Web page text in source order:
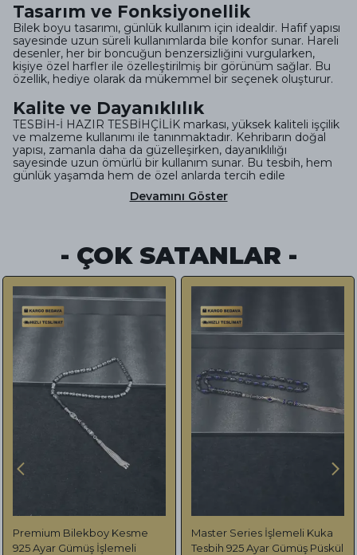
Tasarım ve Fonksiyonellik
Bilek boyu tasarımı, günlük kullanım için idealdir. Hafif yapısı
sayesinde uzun süreli kullanımlarda bile konfor sunar. Hareli
desenler, her bir boncuğun benzersizliğini vurgularken,
kişiye özel harfler ile özelleştirilmiş bir görünüm sağlar. Bu
özellik, hediye olarak da mükemmel bir seçenek oluşturur.
Kalite ve Dayanıklılık
TESBİH-İ HAZIR TESBİHÇİLİK markası, yüksek kaliteli işçilik
ve malzeme kullanımı ile tanınmaktadır. Kehribarın doğal
yapısı, zamanla daha da güzelleşirken, dayanıklılığı
sayesinde uzun ömürlü bir kullanım sunar. Bu tesbih, hem
günlük yaşamda hem de özel anlarda tercih edile
Devamını Göster
- ÇOK SATANLAR -
Premium Bilekboy Kesme
925 Ayar Gümüş İşlemeli
Master Series İşlemeli Kuka
Tesbih 925 Ayar Gümüş Püskül